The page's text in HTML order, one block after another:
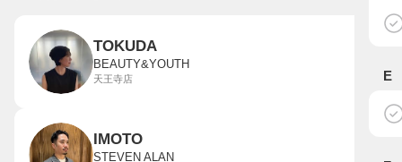
E
TOKUDA
BEAUTY&YOUTH
天王寺店
IMOTO
STEVEN ALAN